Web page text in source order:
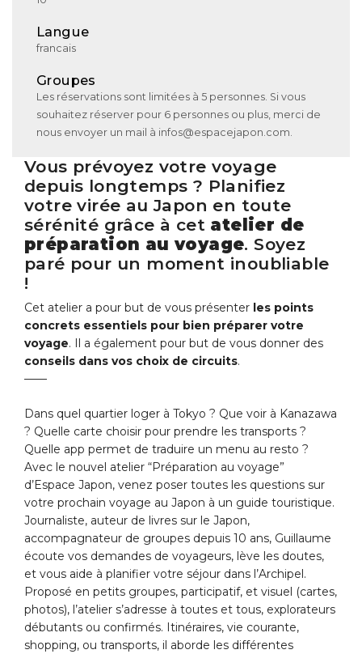
Langue
francais
Groupes
Les réservations sont limitées à 5 personnes. Si vous
souhaitez réserver pour 6 personnes ou plus, merci de
nous envoyer un mail à infos@espacejapon.com.
Vous prévoyez votre voyage
depuis longtemps ? Planifiez
votre virée au Japon en toute
sérénité grâce à cet atelier de
préparation au voyage. Soyez
paré pour un moment inoubliable
!
Cet atelier a pour but de vous présenter les points
concrets essentiels pour bien préparer votre
voyage. Il a également pour but de vous donner des
conseils dans vos choix de circuits.
——
Dans quel quartier loger à Tokyo ? Que voir à Kanazawa
? Quelle carte choisir pour prendre les transports ?
Quelle app permet de traduire un menu au resto ?
Avec le nouvel atelier “Préparation au voyage”
d’Espace Japon, venez poser toutes les questions sur
votre prochain voyage au Japon à un guide touristique.
Journaliste, auteur de livres sur le Japon,
accompagnateur de groupes depuis 10 ans, Guillaume
écoute vos demandes de voyageurs, lève les doutes,
et vous aide à planifier votre séjour dans l’Archipel.
Proposé en petits groupes, participatif, et visuel (cartes,
photos), l’atelier s’adresse à toutes et tous, explorateurs
débutants ou confirmés. Itinéraires, vie courante,
shopping, ou transports, il aborde les différentes